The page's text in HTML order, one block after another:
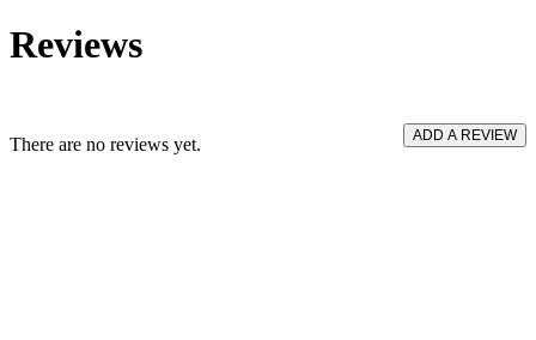
Reviews
There are no reviews yet. ADD A REVIEW